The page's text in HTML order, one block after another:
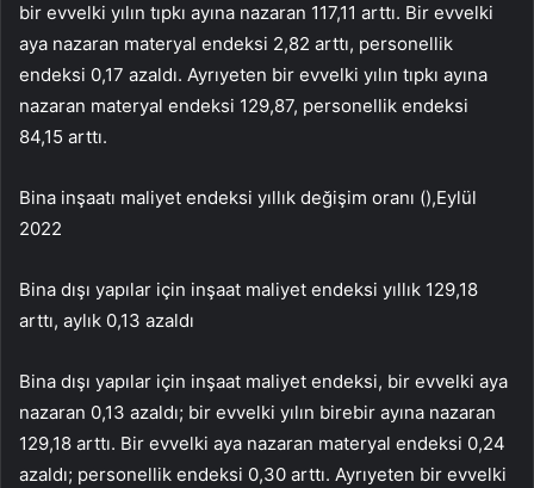
bir evvelki yılın tıpkı ayına nazaran 117,11 arttı. Bir evvelki
aya nazaran materyal endeksi 2,82 arttı, personellik
endeksi 0,17 azaldı. Ayrıyeten bir evvelki yılın tıpkı ayına
nazaran materyal endeksi 129,87, personellik endeksi
84,15 arttı.
Bina inşaatı maliyet endeksi yıllık değişim oranı (),Eylül
2022
Bina dışı yapılar için inşaat maliyet endeksi yıllık 129,18
arttı, aylık 0,13 azaldı
Bina dışı yapılar için inşaat maliyet endeksi, bir evvelki aya
nazaran 0,13 azaldı; bir evvelki yılın birebir ayına nazaran
129,18 arttı. Bir evvelki aya nazaran materyal endeksi 0,24
azaldı; personellik endeksi 0,30 arttı. Ayrıyeten bir evvelki